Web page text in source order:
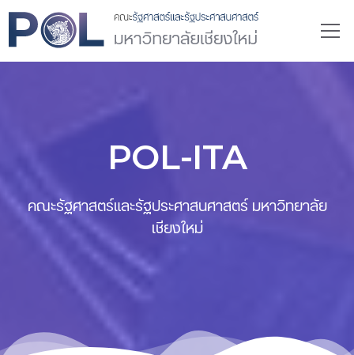
POL-ITA
คณะรัฐศาสตร์และรัฐประศาสนศาสตร์ มหาวิทยาลัย
เชียงใหม่